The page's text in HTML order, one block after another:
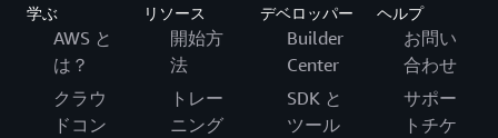
学ぶ
AWS と
は？
クラウ
ドコン
リソース
開始方
法
トレー
ニング
デベロッパー
Builder
Center
SDK と
ツール
ヘルプ
お問い
合わせ
サポー
トチケ